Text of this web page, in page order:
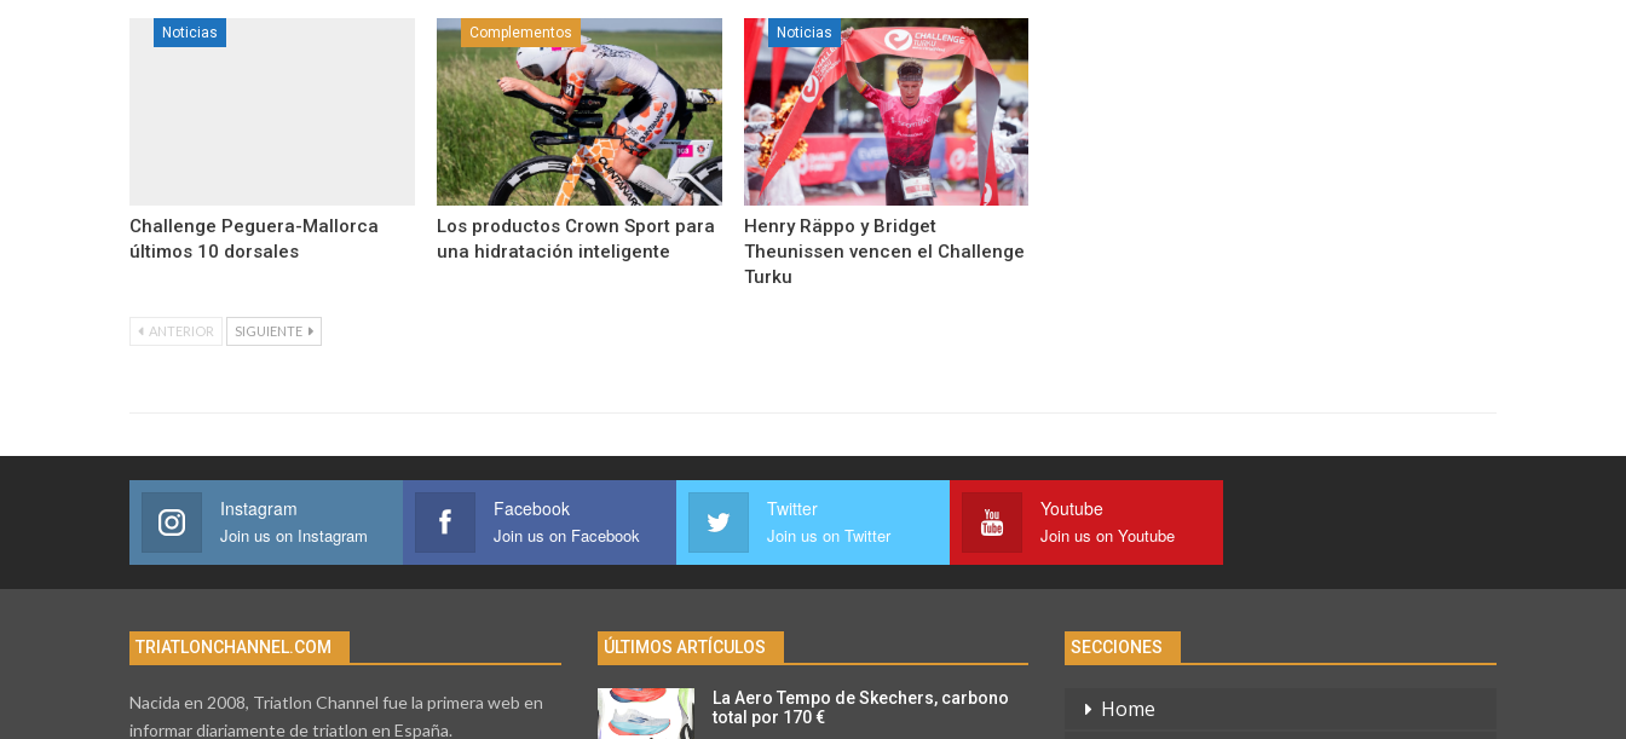
Noticias
Challenge Peguera-Mallorca
últimos 10 dorsales
Complementos
Los productos Crown Sport para
una hidratación inteligente
Noticias
Henry Räppo y Bridget
Theunissen vencen el Challenge
Turku
ANTERIOR SIGUIENTE
Instagram
Join us on Instagram
Facebook
Join us on Facebook
Twitter
Join us on Twitter
Youtube
Join us on Youtube
TRIATLONCHANNEL.COM
Nacida en 2008, Triatlon Channel fue la primera web en
informar diariamente de triatlon en España.
ÚLTIMOS ARTÍCULOS
La Aero Tempo de Skechers, carbono
total por 170 €
SECCIONES
Home